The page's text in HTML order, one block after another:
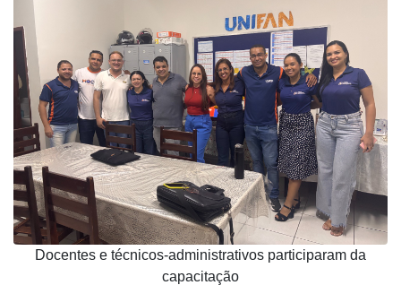
Docentes e técnicos-administrativos participaram da
capacitação